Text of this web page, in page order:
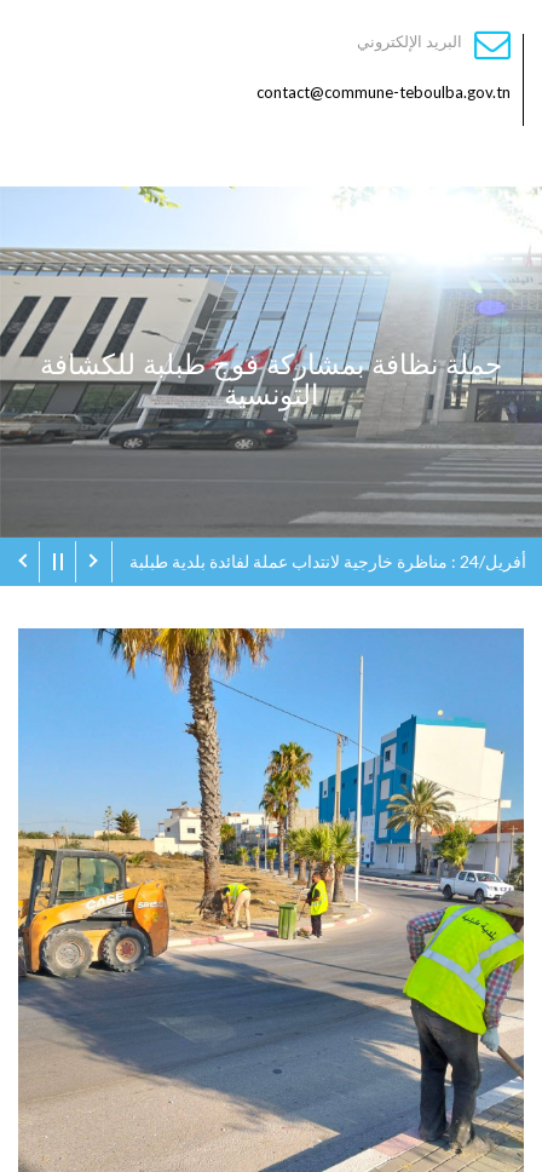
البريد الإلكتروني
contact@commune-teboulba.gov.tn
حملة نظافة بمشاركة فوج طبلبة للكشافة
التونسية
أفريل/24 : مناظرة خارجية لانتداب عملة لفائدة بلدية طبلبة